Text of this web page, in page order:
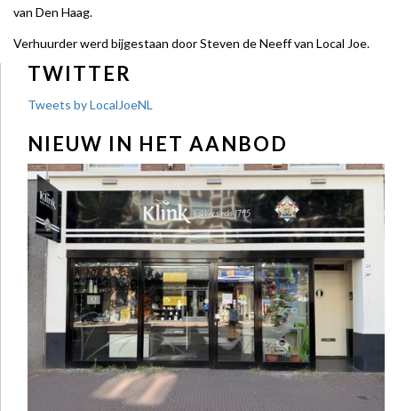
van Den Haag.
Verhuurder werd bijgestaan door Steven de Neeff van Local Joe.
TWITTER
Tweets by LocalJoeNL
NIEUW IN HET AANBOD